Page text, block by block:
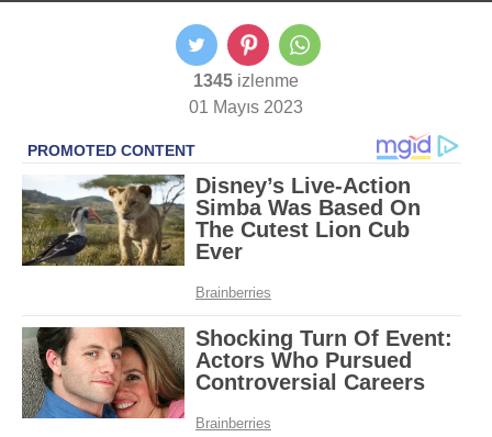
1345 izlenme
01 Mayıs 2023